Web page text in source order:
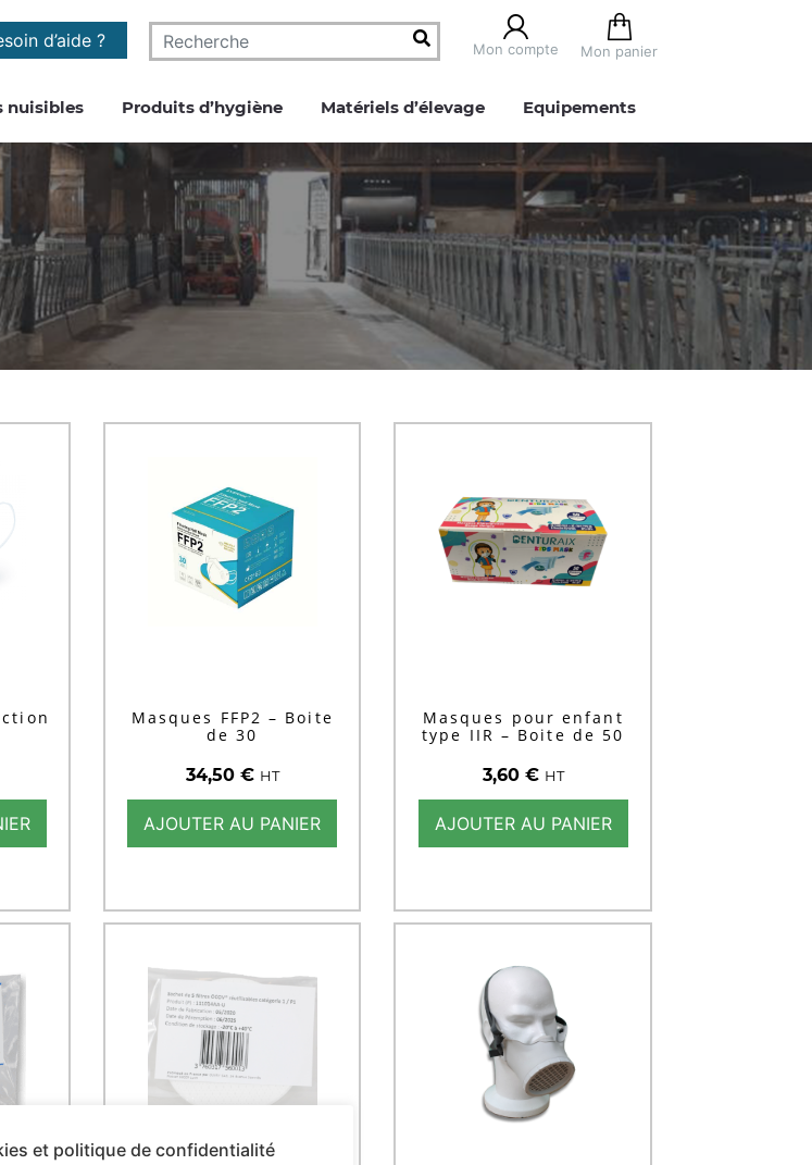
d’aide ? Mon compte Mon panier
nuisibles Produits d’hygiène Matériels d’élevage Equipements
Masques FFP2 – Boite
de 30
34,50 € HT
AJOUTER AU PANIER
Masques pour enfant
type IIR – Boite de 50
3,60 € HT
AJOUTER AU PANIER
et politique de confidentialité